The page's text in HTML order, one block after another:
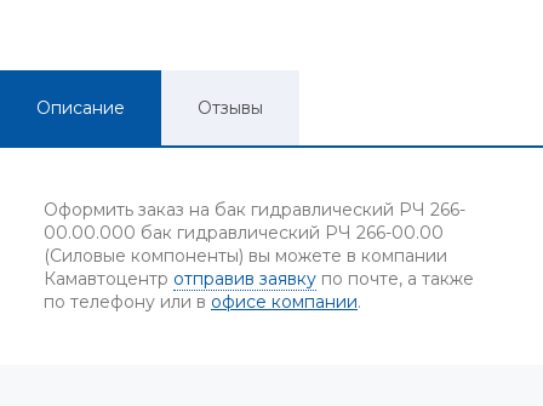
Описание Отзывы
Оформить заказ на бак гидравлический РЧ 266-
00.00.000 бак гидравлический РЧ 266-00.00
(Силовые компоненты) вы можете в компании
Камавтоцентр отправив заявку по почте, а также
по телефону или в офисе компании.